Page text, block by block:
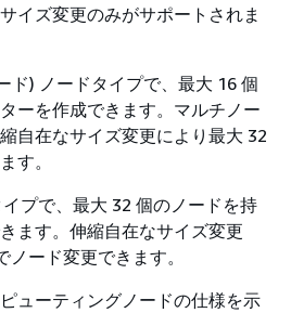
イズ変更のみがサポートされま
ド) ノードタイプで、最大 16 個
ーを作成できます。マルチノー
自在なサイズ変更により最大 32
す。
プで、最大 32 個のノードを持
ます。伸縮自在なサイズ変更
ード変更できます。
ューティングノードの仕様を示